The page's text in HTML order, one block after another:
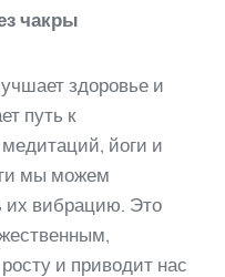
чакры
здоровье и
путь к
йоги и
мы можем
их вибрацию. Это
и приводит нас